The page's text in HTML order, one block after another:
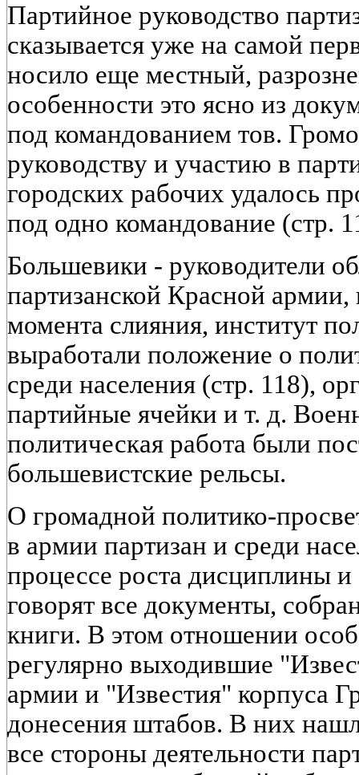
Партийное руководство
сказывается уже на самой
носило еще местный,
особенности это ясно из
под командованием тов.
руководству и участию в
городских рабочих удалось
под одно командование (стр.
Большевики - руководители
партизанской Красной армии,
момента слияния, институт
выработали положение о
среди населения (стр. 118),
партийные ячейки и т. д.
политическая работа были
большевистские рельсы.
О громадной политико-
в армии партизан и среди
процессе роста дисциплины и
говорят все документы,
книги. В этом отношении
регулярно выходившие
армии и "Известия" корпуса
донесения штабов. В них
все стороны деятельности